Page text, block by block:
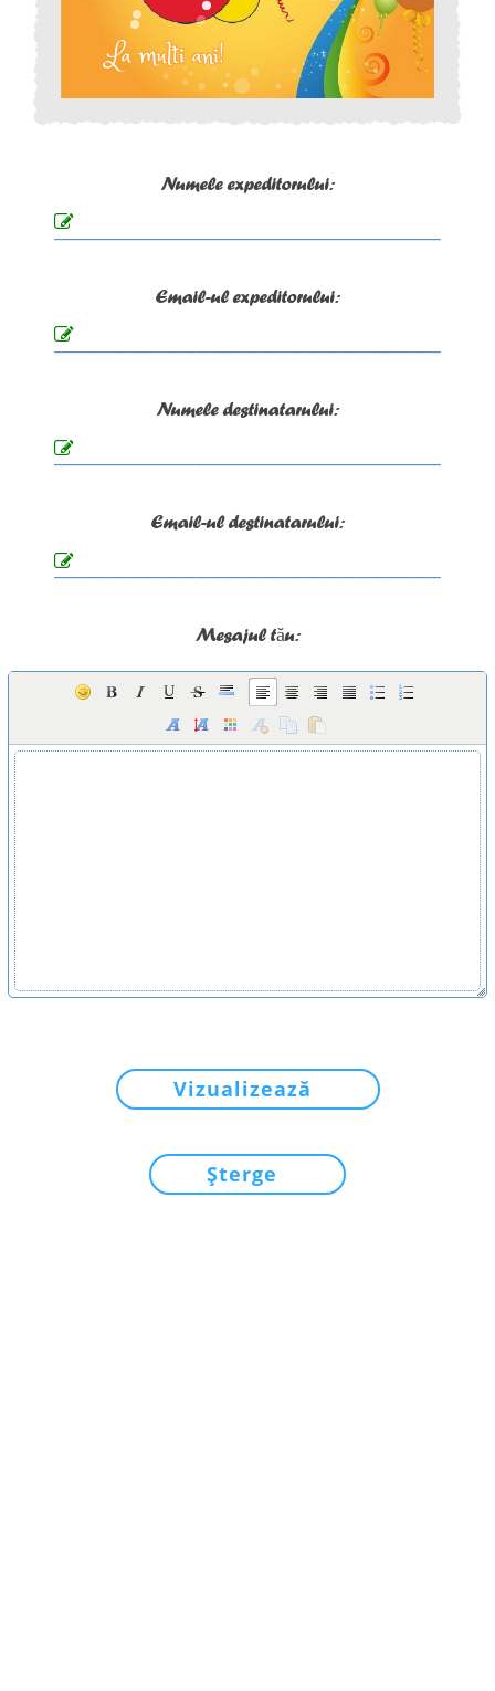
Numele expeditorului:
Email-ul expeditorului:
Numele destinatarului:
Email-ul destinatarului:
Mesajul tău:
Vizualizează
Șterge